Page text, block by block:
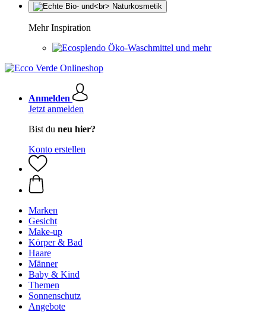
Mehr Inspiration
Öko-Waschmittel und mehr
Anmelden
Jetzt anmelden
Bist du neu hier?
Konto erstellen
Marken
Gesicht
Make-up
Körper & Bad
Haare
Männer
Baby & Kind
Themen
Sonnenschutz
Angebote